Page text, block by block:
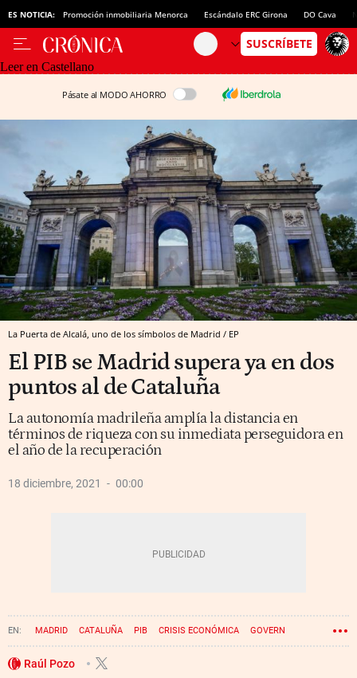
ES NOTICIA: Promoción inmobiliaria Menorca Escándalo ERC Girona DO Cava
Leer en Castellano
Pásate al MODO AHORRO
La Puerta de Alcalá, uno de los símbolos de Madrid / EP
El PIB se Madrid supera ya en dos
puntos al de Cataluña
La autonomía madrileña amplía la distancia en
términos de riqueza con su inmediata perseguidora en
el año de la recuperación
18 diciembre, 2021 00:00
MADRID CATALUÑA PIB CRISIS ECONÓMICA GOVERN
CORONAVIRUS
Raúl Pozo